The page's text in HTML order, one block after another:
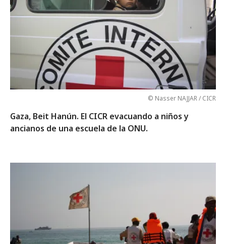
© Nasser NAJJAR / CICR
Gaza, Beit Hanún. El CICR evacuando a niños y
ancianos de una escuela de la ONU.